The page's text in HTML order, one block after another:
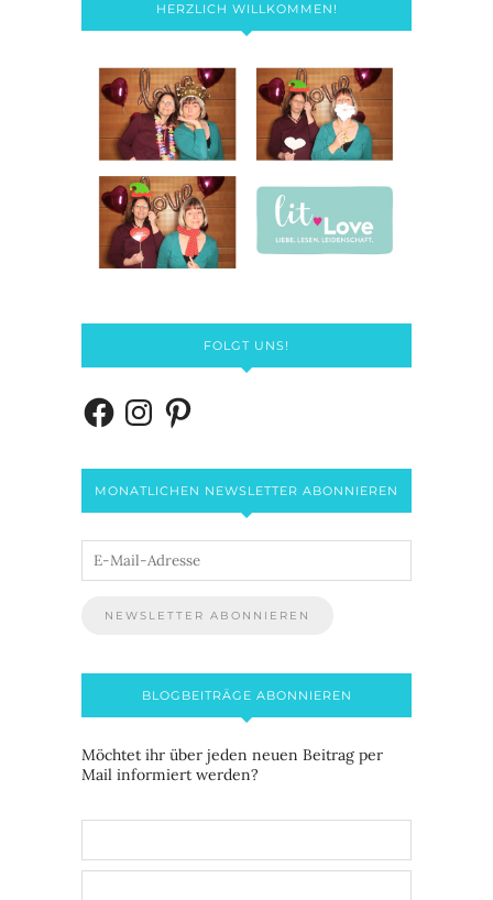
HERZLICH WILLKOMMEN!
FOLGT UNS!
MONATLICHEN NEWSLETTER ABONNIEREN
BLOGBEITRÄGE ABONNIEREN
Möchtet ihr über jeden neuen Beitrag per
Mail informiert werden?